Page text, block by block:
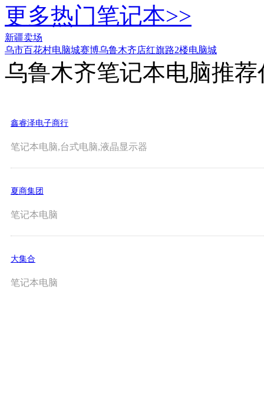
更多热门笔记本>>
新疆卖场
乌市百花村电脑城赛博乌鲁木齐店红旗路2楼电脑城
乌鲁木齐笔记本电脑推荐
鑫睿泽电子商行
笔记本电脑,台式电脑,液晶显示器
夏商集团
笔记本电脑
大集合
笔记本电脑